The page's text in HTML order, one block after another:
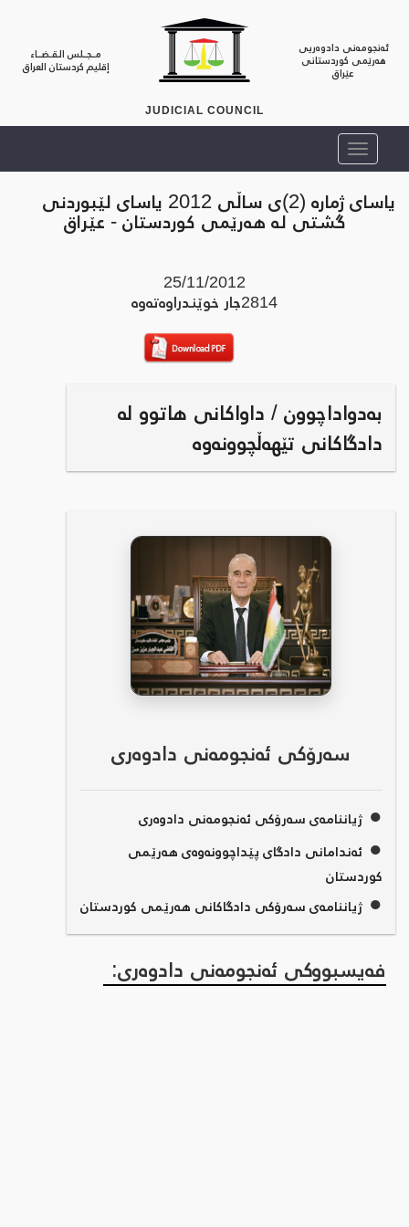
ئەنجومەنی دادوەریی
هەرێمی کوردستانی
عێراق
JUDICIAL COUNCIL
مــجــلس الـقـضــاء
إقليم كردستان العراق
یاسای ژماره‌ (2)ی ساڵی 2012 یاسای لێبوردنی
گشتی له‌ هه‌رێمی كوردستان - عێراق
25/11/2012
2814جار خوێندراوه‌ته‌وه‌
بەدواداچوون / داواکانی هاتوو لە
دادگاکانی تێهەڵچوونەوە
سەرۆکی ئەنجومەنی دادوەری
●ژیاننامەی سەرۆکی ئەنجومەنی دادوەری
● ئەندامانی دادگای پێداچوونەوەی هەرێمی
کوردستان
●ژیاننامەی سەرۆکی دادگاکانی هەرێمی کوردستان
فەیسبووکی ئەنجومەنی دادوەری: